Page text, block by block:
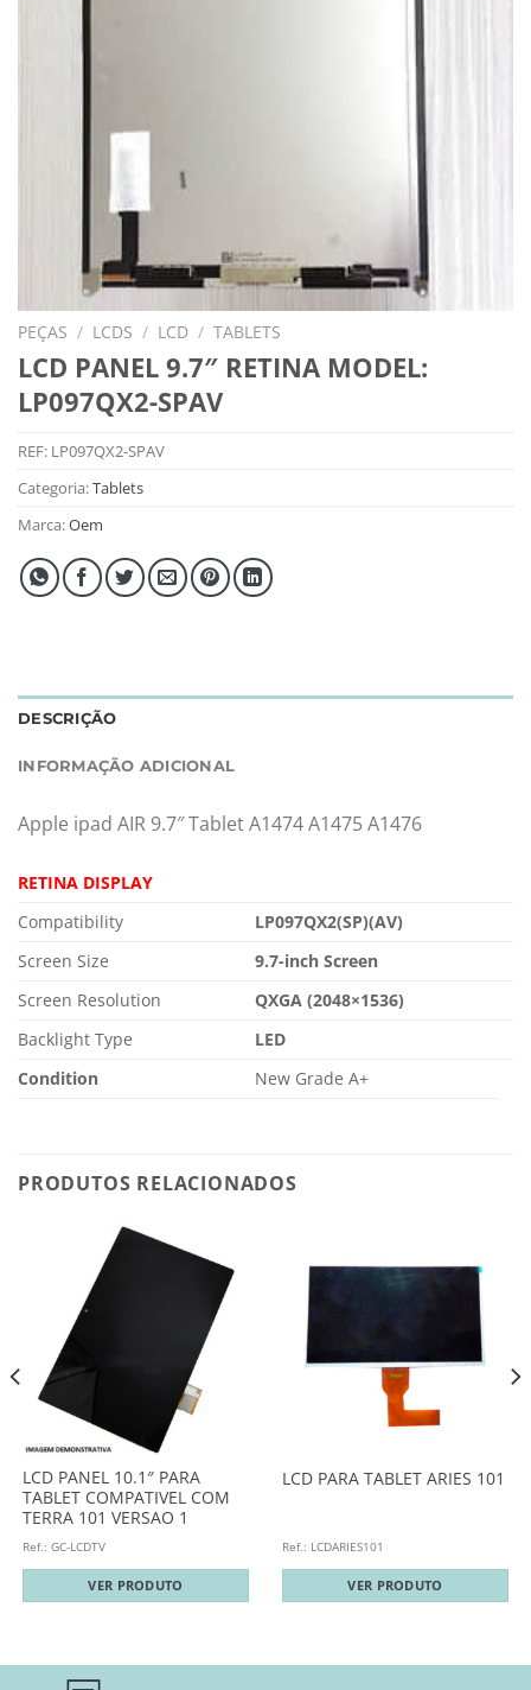
PEÇAS / LCDS / LCD / TABLETS
LCD PANEL 9.7″ RETINA MODEL:
LP097QX2-SPAV
REF: LP097QX2-SPAV
Categoria:Tablets
Marca:Oem
DESCRIÇÃO
INFORMAÇÃO ADICIONAL
Apple ipad AIR 9.7″ Tablet A1474 A1475 A1476
RETINA DISPLAY
Compatibility
LP097QX2(SP)(AV)
Screen Size
9.7-inch Screen
Screen Resolution
QXGA (2048×1536)
Backlight Type
LED
Condition
New Grade A+
PRODUTOS RELACIONADOS
LCD PANEL 10.1″ PARA
TABLET COMPATIVEL COM
TERRA 101 VERSAO 1
Ref.: GC-LCDTV
VER PRODUTO
LCD PARA TABLET ARIES 101
Ref.: LCDARIES101
VER PRODUTO